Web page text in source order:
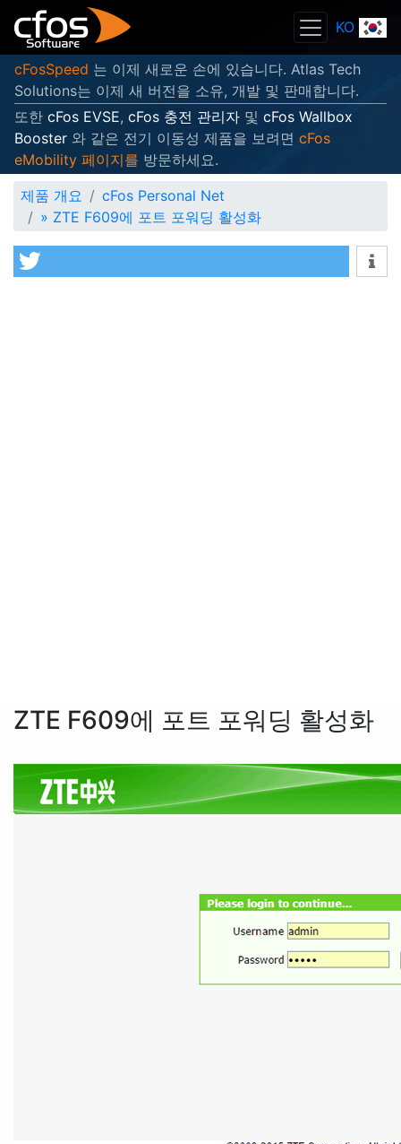
KO
cFosSpeed 는 이제 새로운 손에 있습니다. Atlas Tech
Solutions는 이제 새 버전을 소유, 개발 및 판매합니다.
또한 cFos EVSE, cFos 충전 관리자 및 cFos Wallbox
Booster 와 같은 전기 이동성 제품을 보려면 cFos
eMobility 페이지를 방문하세요.
제품 개요
cFos Personal Net
» ZTE F609에 포트 포워딩 활성화
ZTE F609에 포트 포워딩 활성화